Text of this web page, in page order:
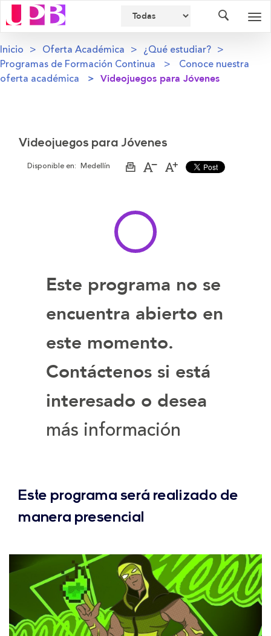
Inicio Oferta Académica
¿Qué estudiar?
Programas de Formación Continua
Conoce nuestra
oferta académica
Videojuegos para Jóvenes
Videojuegos para Jóvenes
Disponible en: Medellín
ImprimirAumentarDisminuir
Este programa no se
encuentra abierto en
este momento.
Contáctenos si está
interesado o desea
más información
Este programa será realizado de
manera presencial